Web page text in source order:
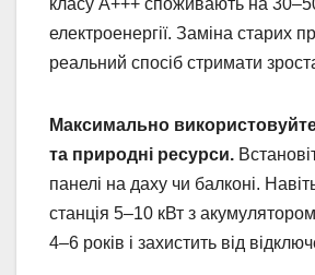
класу А+++ споживають на
електроенергії. Заміна старих
реальний спосіб стримати
Максимально
та природні ресурси.
панелі на даху чи балконі.
станція 5–10 кВт з
4–6 років і захистить від